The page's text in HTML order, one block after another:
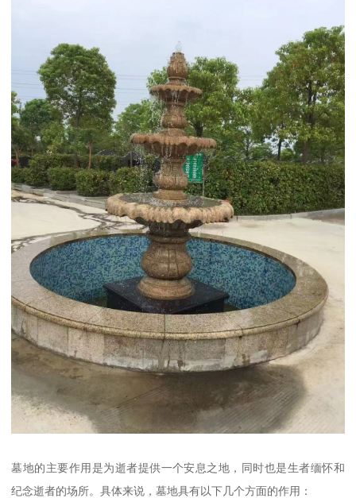
墓地的主要作用是为逝者提供一个安息之地，同时也是生者缅怀和
纪念逝者的场所。具体来说，墓地具有以下几个方面的作用：